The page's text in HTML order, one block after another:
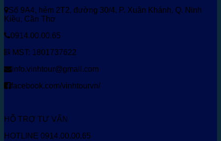
Số 9A4, hẻm 2T2, đường 30/4, P. Xuân Khánh, Q. Ninh
Kiều, Cần Thơ
0914.00.00.65
MST: 1801737622
info.vinhtour@gmail.com
facebook.com/vinhtourvn/
HỖ TRỢ TƯ VẤN
HOTLINE 0914.00.00.65